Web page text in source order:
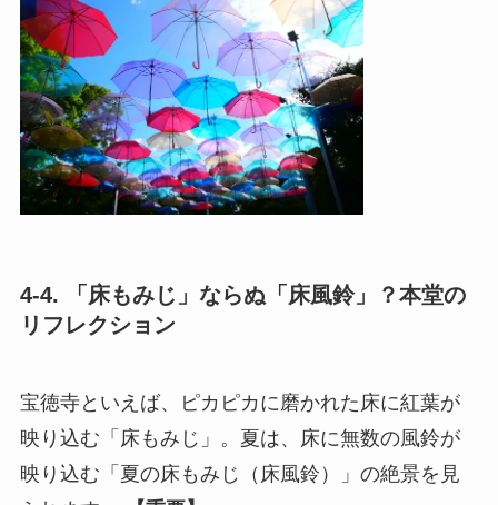
4-4. 「床もみじ」ならぬ「床風鈴」？本堂の
リフレクション
宝徳寺といえば、ピカピカに磨かれた床に紅葉が
映り込む「床もみじ」。夏は、床に無数の風鈴が
映り込む「夏の床もみじ（床風鈴）」の絶景を見